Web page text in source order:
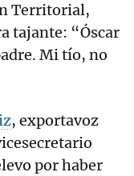
Territorial,
tajante: “Óscar
Mi tío, no
, exportavoz
por haber